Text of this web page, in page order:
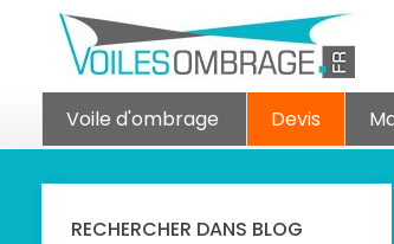
Voile d'ombrage Devis
RECHERCHER DANS BLOG